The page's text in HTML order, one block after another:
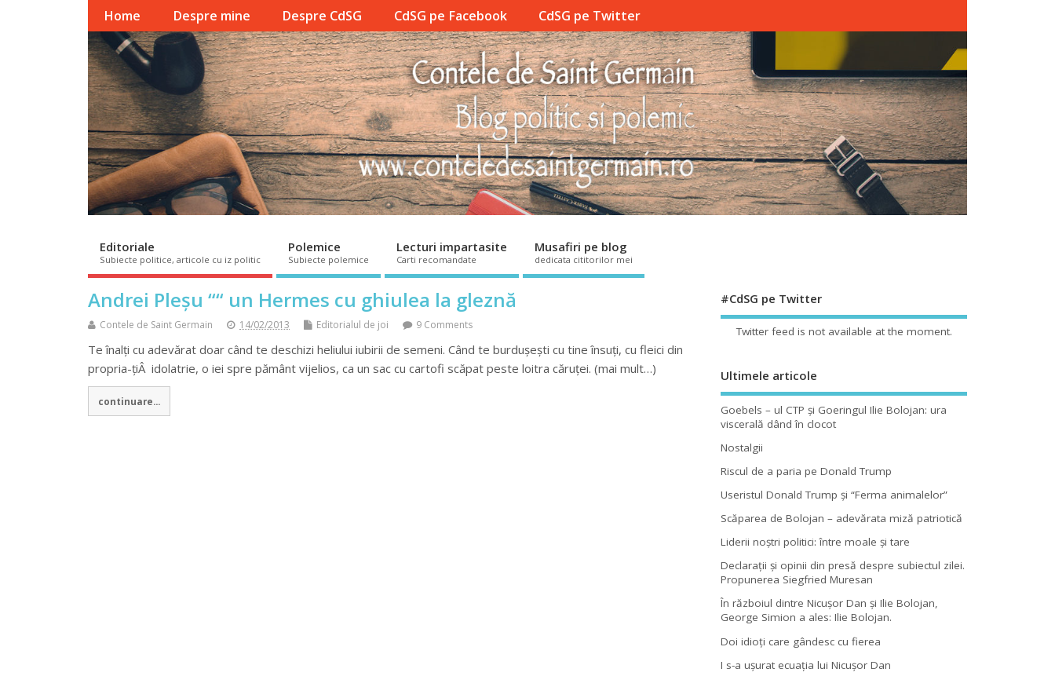
Home Despre mine Despre CdSG CdSG pe Facebook CdSG pe Twitter
Editoriale
Subiecte politice, articole cu iz politic
Polemice
Subiecte polemice
Lecturi impartasite
Carti recomandate
Musafiri pe blog
dedicata cititorilor mei
Andrei Pleșu ““ un Hermes cu ghiulea la gleznă
Contele de Saint Germain 14/02/2013 Editorialul de joi 9 Comments
Te înalți cu adevărat doar când te deschizi heliului iubirii de semeni. Când te burdușești cu tine însuți, cu fleici din
propria-țiÂ idolatrie, o iei spre pământ vijelios, ca un sac cu cartofi scăpat peste loitra căruței. (mai mult…)
continuare...
#CdSG pe Twitter
Twitter feed is not available at the moment.
Ultimele articole
Goebels – ul CTP şi Goeringul Ilie Bolojan: ura
viscerală dând în clocot
Nostalgii
Riscul de a paria pe Donald Trump
Useristul Donald Trump şi “Ferma animalelor”
Scăparea de Bolojan – adevărata miză patriotică
Liderii noştri politici: între moale şi tare
Declaraţii şi opinii din presă despre subiectul zilei.
Propunerea Siegfried Muresan
În războiul dintre Nicuşor Dan şi Ilie Bolojan,
George Simion a ales: Ilie Bolojan.
Doi idioţi care gândesc cu fierea
I s-a uşurat ecuaţia lui Nicuşor Dan